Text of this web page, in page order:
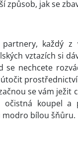
způsob, jak se
partnery, každý
vztazích si
se nechcete
se vám ježit
očistná koupel
modro bílou šňůru.